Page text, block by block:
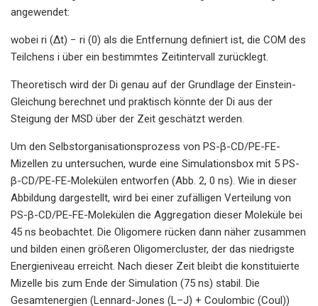
angewendet:
wobei ri (Δt) − ri (0) als die Entfernung definiert ist, die COM des
Teilchens i über ein bestimmtes Zeitintervall zurücklegt.
Theoretisch wird der Di genau auf der Grundlage der Einstein-
Gleichung berechnet und praktisch könnte der Di aus der
Steigung der MSD über der Zeit geschätzt werden.
Um den Selbstorganisationsprozess von PS-β-CD/PE-FE-
Mizellen zu untersuchen, wurde eine Simulationsbox mit 5 PS-
β-CD/PE-FE-Molekülen entworfen (Abb. 2, 0 ns). Wie in dieser
Abbildung dargestellt, wird bei einer zufälligen Verteilung von
PS-β-CD/PE-FE-Molekülen die Aggregation dieser Moleküle bei
45 ns beobachtet. Die Oligomere rücken dann näher zusammen
und bilden einen größeren Oligomercluster, der das niedrigste
Energieniveau erreicht. Nach dieser Zeit bleibt die konstituierte
Mizelle bis zum Ende der Simulation (75 ns) stabil. Die
Gesamtenergien (Lennard-Jones (L–J) + Coulombic (Coul))